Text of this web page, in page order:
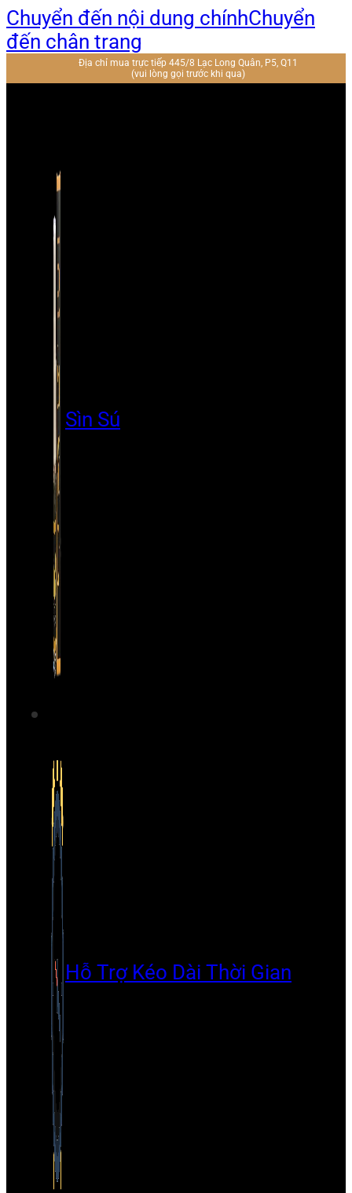
Chuyển đến nội dung chínhChuyển
đến chân trang
Địa chỉ mua trực tiếp 445/8 Lạc Long Quân, P5, Q11
(vui lòng gọi trước khi qua)
Sìn Sú
Hỗ Trợ Kéo Dài Thời Gian